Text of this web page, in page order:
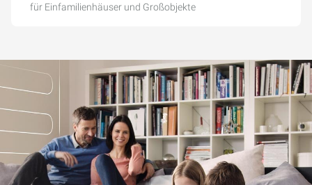
für Einfamilienhäuser und Großobjekte